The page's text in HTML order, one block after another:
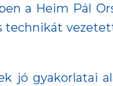
a Heim Pál
jó gyakorlatai